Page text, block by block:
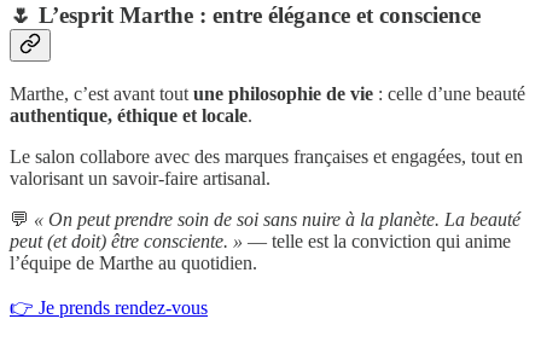
🌷 L’esprit Marthe : entre élégance et conscience
Marthe, c’est avant toutune philosophie de vie : celle d’une beauté
authentique, éthique et locale.
Le salon collabore avec des marques françaises et engagées, tout en
valorisant un savoir-faire artisanal.
💬 « On peut prendre soin de soi sans nuire à la planète. La beauté
peut (et doit) être consciente. » — telle est la conviction qui anime
l’équipe de Marthe au quotidien.
👉 Je prends rendez-vous